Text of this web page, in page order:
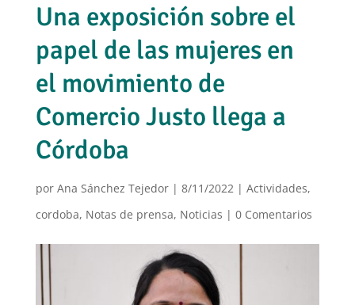
Una exposición sobre el
papel de las mujeres en
el movimiento de
Comercio Justo llega a
Córdoba
por Ana Sánchez Tejedor| 8/11/2022 | Actividades,
cordoba, Notas de prensa, Noticias | 0 Comentarios